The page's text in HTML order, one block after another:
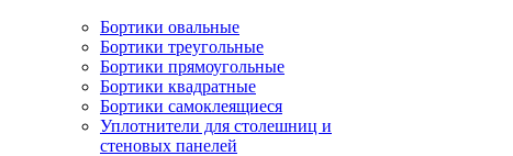
Бортики овальные
Бортики треугольные
Бортики прямоугольные
Бортики квадратные
Бортики самоклеящиеся
Уплотнители для столешниц и
стеновых панелей